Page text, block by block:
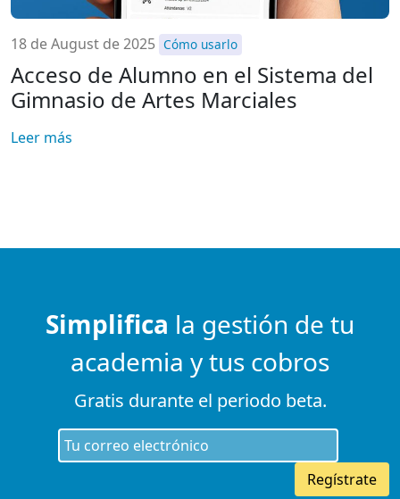
18 de August de 2025 Cómo usarlo
Acceso de Alumno en el Sistema del
Gimnasio de Artes Marciales
Leer más
Simplifica la gestión de tu
academia y tus cobros
Gratis durante el periodo beta.
Regístrate